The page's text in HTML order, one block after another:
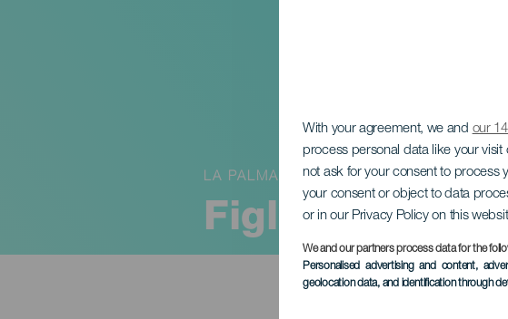
With your agreement, we and our
process personal data like your
not ask for your consent to process
your consent or object to data
or in our Privacy Policy on this
We and our partners process data for the
Personalised advertising and content,
geolocation data, and identification through
Figlia della
LA PALMA